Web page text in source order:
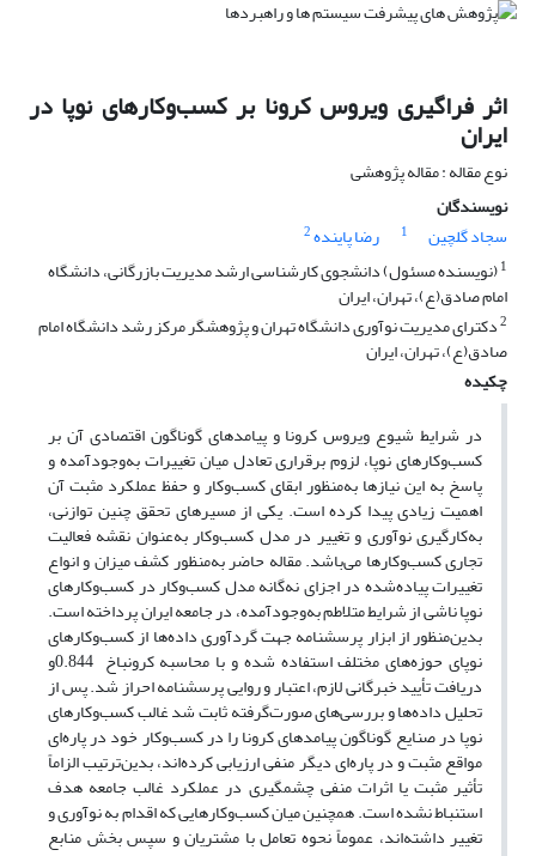
اثر فراگیری ویروس کرونا بر کسب‌وکارهای نوپا در
ایران
نوع مقاله : مقاله پژوهشی
نویسندگان
سجاد گلچین
1 رضا پاینده2
1(نویسنده مسئول) دانشجوی کارشناسی ارشد مدیریت بازرگانی، دانشگاه
امام صادق(ع)، تهران، ایران
2دکترای مدیریت نوآوری دانشگاه تهران و پژوهشگر مرکز رشد دانشگاه امام
صادق(ع)، تهران، ایران
چکیده
در شرایط شیوع ویروس کرونا و پیامدهای گوناگون اقتصادی آن بر
کسب‌وکارهای نوپا، لزوم برقراری تعادل میان تغییرات به‌وجود‌آمده و
پاسخ به این نیازها به‌منظور ابقای کسب‌وکار و حفظ عملکرد مثبت آن
اهمیت زیادی پیدا کرده است. یکی از مسیرهای تحقق چنین توازنی،
به‌کارگیری نوآوری و تغییر در مدل کسب‌وکار به‌عنوان نقشه فعالیت
تجاری کسب‌وکارها می‌باشد. مقاله حاضر به‌منظور کشف میزان و انواع
تغییرات پیاده‌شده در اجزای نه‌گانه مدل کسب‌وکار در کسب‌وکارهای
نوپا ناشی از شرایط متلاطم به‌وجودآمده، در جامعه ایران پرداخته است.
بدین‌منظور از ابزار پرسشنامه جهت گردآوری داده‌ها از کسب‌وکارهای
نوپای حوزه‌های مختلف استفاده شده و با محاسبه کرونباخ 0.844و
دریافت تأیید خبرگانی لازم، اعتبار و روایی پرسشنامه احراز شد. پس از
تحلیل داده‌ها و بررسی‌های صورت‌گرفته ثابت شد غالب کسب‌وکارهای
نوپا در صنایع گوناگون پیامدهای کرونا را در کسب‌وکار خود در پاره‌ای
مواقع مثبت و در پاره‌ای دیگر منفی ارزیابی کرده‌اند، بدین‌ترتیب الزاماً
تأثیر مثبت یا اثرات منفی چشمگیری در عملکرد غالب جامعه هدف
استنباط نشده است. همچنین میان کسب‌وکارهایی که اقدام به نوآوری و
تغییر داشته‌اند، عموماً نحوه‌ تعامل با مشتریان و سپس بخش منابع